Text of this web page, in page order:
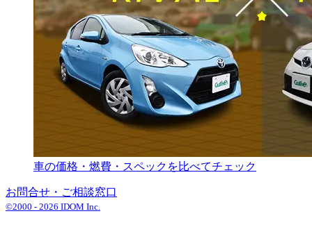
車の価格・燃費・スペックを比べてチェック
お問合せ・ご相談窓口
©2000 - 2026 IDOM Inc.